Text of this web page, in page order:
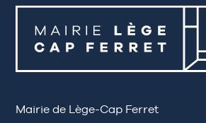
Mairie de Lège-Cap Ferret